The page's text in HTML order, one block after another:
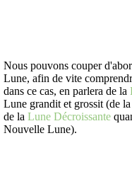
Nous pouvons couper
Lune, afin de vite
dans ce cas, en parlera de la
Lune grandit et grossit (de
de la Lune Décroissante
Nouvelle Lune).